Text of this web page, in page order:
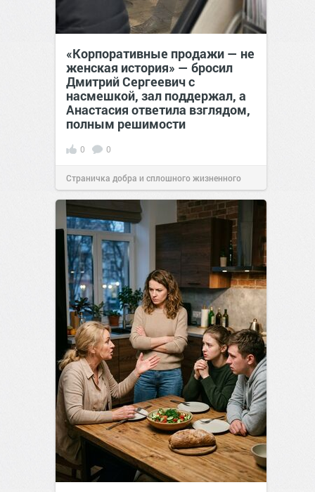
«Корпоративные продажи — не
женская история» — бросил
Дмитрий Сергеевич с
насмешкой, зал поддержал, а
Анастасия ответила взглядом,
полным решимости
0 0
Страничка добра и сплошного жизненного
позитива!19:38Вчера